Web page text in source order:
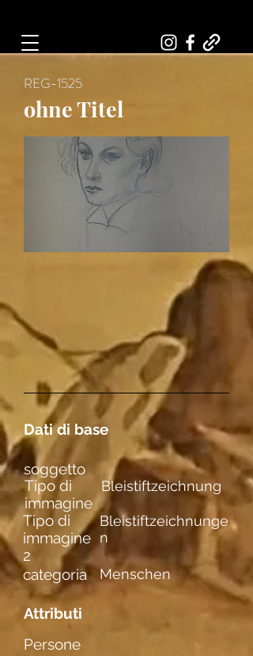
REG-1525
ohne Titel
Dati di base
Tipo di
immagine
Bleistiftzeichnung
Tipo di
immagine
2
Bleistiftzeichnunge
n
categoria Menschen
Attributi
Persone
soggetto